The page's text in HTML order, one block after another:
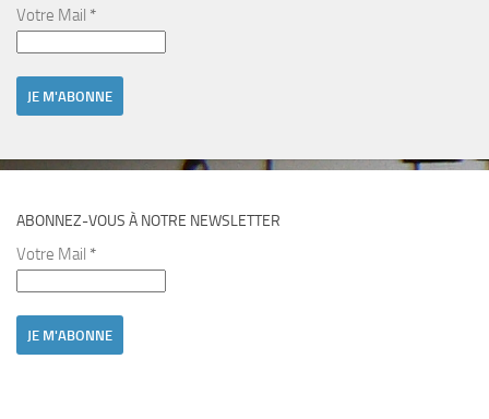
Votre Mail *
ABONNEZ-VOUS À NOTRE NEWSLETTER
Votre Mail *